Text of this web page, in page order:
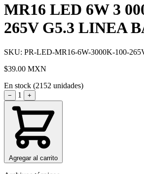
MR16 LED 6W 3
265V G5.3 LINEA
SKU: PR-LED-MR16-6W-3000K-100-
$39.00 MXN
En stock (2152 unidades)
− 1 +
Agregar al carrito